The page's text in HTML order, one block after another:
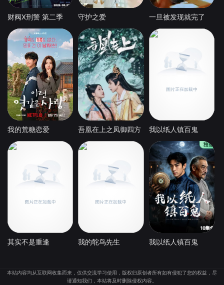
财阀X刑警 第二季 守护之爱 一旦被发现就完了
我的荒糖恋爱 吾凰在上之凤御四方 我以纸人镇百鬼
其实不是重逢 我的鸵鸟先生 我以纸人镇百鬼
本站内容均从互联网收集而来，仅供交流学习使用，版权归原创者所有如有侵犯了您的权益，尽
请通知我们，本站将及时删除侵权内容。